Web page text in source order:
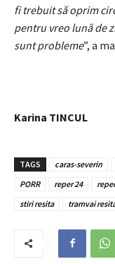
fi trebuit să oprim
pentru vreo lună de
sunt probleme”, a
Karina TINCUL
TAGS caras-severin
PORR
reper 24
stiri resita
tramvai